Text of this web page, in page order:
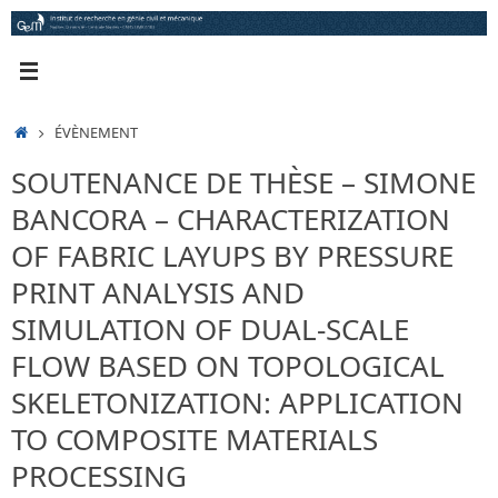
Passer
au
ACCUEIL
ÉVÈNEMENT
SOUTENANCE DE THÈSE – SIMONE
BANCORA – CHARACTERIZATION
OF FABRIC LAYUPS BY PRESSURE
PRINT ANALYSIS AND
SIMULATION OF DUAL-SCALE
FLOW BASED ON TOPOLOGICAL
SKELETONIZATION: APPLICATION
TO COMPOSITE MATERIALS
PROCESSING